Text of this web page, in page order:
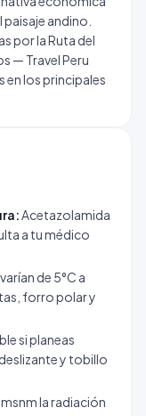
andino.
por la Ruta del
— Travel Peru
en los principales
Acetazolamida
a tu médico
de 5°C a
forro polar y
si planeas
y tobillo
la radiación